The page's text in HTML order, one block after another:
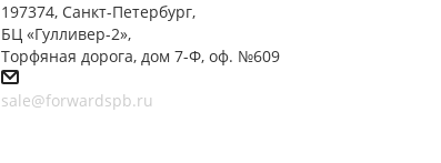
197374, Санкт-Петербург,
БЦ «Гулливер-2»,
Торфяная дорога, дом 7-Ф, оф. №609
sale@forwardspb.ru